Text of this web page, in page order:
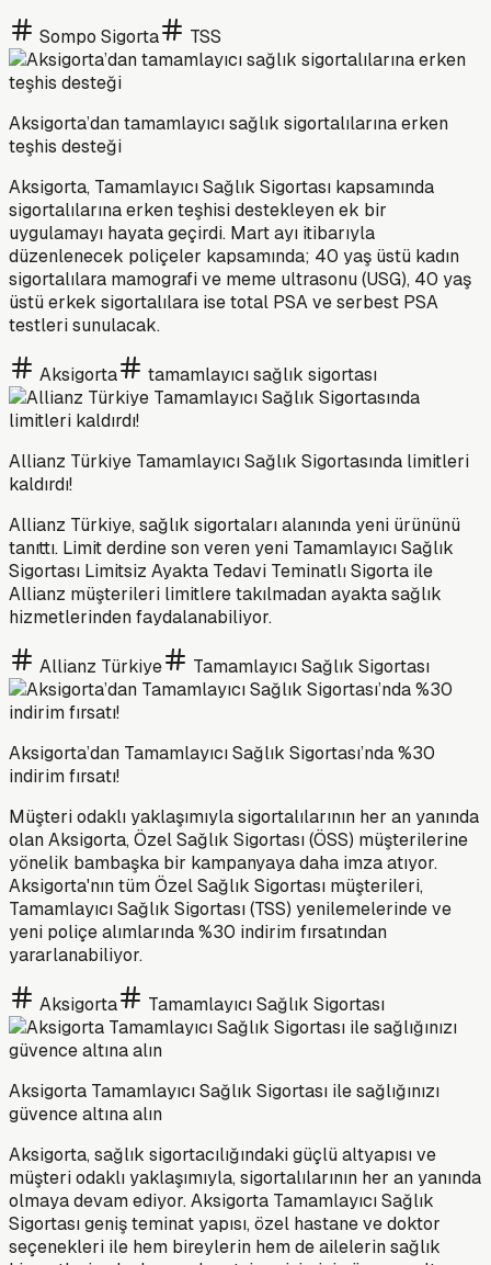
Sompo Sigorta TSS
Aksigorta’dan tamamlayıcı sağlık sigortalılarına erken
teşhis desteği
Aksigorta, Tamamlayıcı Sağlık Sigortası kapsamında
sigortalılarına erken teşhisi destekleyen ek bir
uygulamayı hayata geçirdi. Mart ayı itibarıyla
düzenlenecek poliçeler kapsamında; 40 yaş üstü kadın
sigortalılara mamografi ve meme ultrasonu (USG), 40 yaş
üstü erkek sigortalılara ise total PSA ve serbest PSA
testleri sunulacak.
Aksigorta tamamlayıcı sağlık sigortası
Allianz Türkiye Tamamlayıcı Sağlık Sigortasında limitleri
kaldırdı!
Allianz Türkiye, sağlık sigortaları alanında yeni ürününü
tanıttı. Limit derdine son veren yeni Tamamlayıcı Sağlık
Sigortası Limitsiz Ayakta Tedavi Teminatlı Sigorta ile
Allianz müşterileri limitlere takılmadan ayakta sağlık
hizmetlerinden faydalanabiliyor.
Allianz Türkiye Tamamlayıcı Sağlık Sigortası
Aksigorta’dan Tamamlayıcı Sağlık Sigortası’nda %30
indirim fırsatı!
Müşteri odaklı yaklaşımıyla sigortalılarının her an yanında
olan Aksigorta, Özel Sağlık Sigortası (ÖSS) müşterilerine
yönelik bambaşka bir kampanyaya daha imza atıyor.
Aksigorta'nın tüm Özel Sağlık Sigortası müşterileri,
Tamamlayıcı Sağlık Sigortası (TSS) yenilemelerinde ve
yeni poliçe alımlarında %30 indirim fırsatından
yararlanabiliyor.
Aksigorta Tamamlayıcı Sağlık Sigortası
Aksigorta Tamamlayıcı Sağlık Sigortası ile sağlığınızı
güvence altına alın
Aksigorta, sağlık sigortacılığındaki güçlü altyapısı ve
müşteri odaklı yaklaşımıyla, sigortalılarının her an yanında
olmaya devam ediyor. Aksigorta Tamamlayıcı Sağlık
Sigortası geniş teminat yapısı, özel hastane ve doktor
seçenekleri ile hem bireylerin hem de ailelerin sağlık